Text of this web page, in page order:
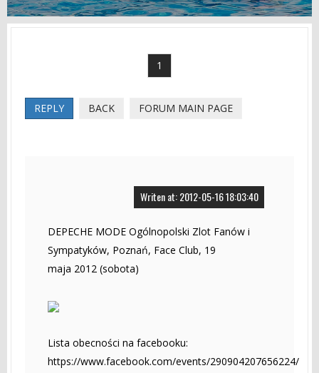
1
REPLY BACK FORUM MAIN PAGE
Writen at: 2012-05-16 18:03:40
DEPECHE MODE Ogólnopolski Zlot Fanów i
Sympatyków, Poznań, Face Club, 19
maja 2012 (sobota)
Lista obecności na facebooku:
https://www.facebook.com/events/290904207656224/